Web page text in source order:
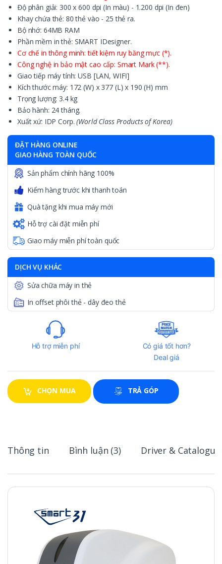
Độ phân giải: 300 x 600 dpi (In màu) - 1.200 dpi (In đen)
Khay chứa thẻ: 80 thẻ vào - 25 thẻ ra.
Bộ nhớ: 64MB RAM
Phần mềm in thẻ: SMART IDesigner.
Cơ chế in thông minh: tiết kiệm ruy băng mực (*).
Công nghệ in bảo mật cao cấp: Smart Mark (**).
Giao tiếp máy tính: USB [LAN, WIFI]
Kích thước máy: 172 (W) x 377 (L) x 190 (H) mm
Trọng lượng: 3.4 kg
Bảo hành: 24 tháng.
Xuất xứ: IDP Corp.(World Class Products of Korea)
ĐẶT HÀNG ONLINE
GIAO HÀNG TOÀN QUỐC
Sản phẩm chính hãng 100%
Kiểm hàng trước khi thanh toán
Quà tặng khi mua máy mới
Hỗ trợ cài đặt miễn phí
Giao máy miễn phí toàn quốc
DỊCH VỤ KHÁC
Sửa chữa máy in thẻ
In offset phôi thẻ - dây đeo thẻ
Hỗ trợ miễn phí
Có giá tốt hơn?
Deal giá
CHỌN MUA TRẢ GÓP
Thông tin Bình luận (3) Driver & Catalogue